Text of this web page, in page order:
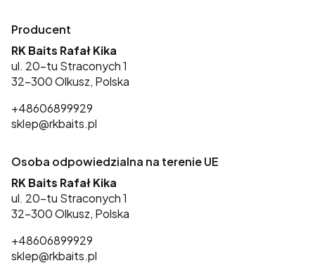
Producent
RK Baits Rafał Kika
ul. 20-tu Straconych 1
32-300 Olkusz, Polska
+48606899929
sklep@rkbaits.pl
Osoba odpowiedzialna na terenie UE
RK Baits Rafał Kika
ul. 20-tu Straconych 1
32-300 Olkusz, Polska
+48606899929
sklep@rkbaits.pl